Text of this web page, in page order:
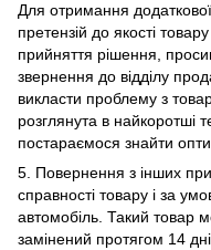
Для отримання
претензій до якості
прийняття рішення,
звернення до відділу
викласти проблему з
розглянута в найкоротші
постараємося знайти
5. Повернення з інших
справності товару і за
автомобіль. Такий товар
замінений протягом 14